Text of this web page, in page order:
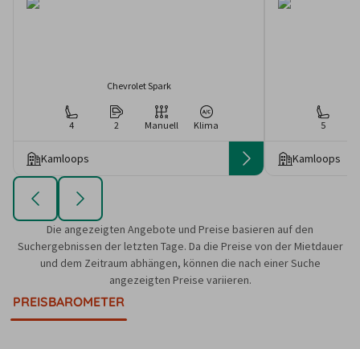
Chevrolet Spark
4 2 Manuell Klima
Kamloops
5
Kamloops
Die angezeigten Angebote und Preise basieren auf den
Suchergebnissen der letzten Tage. Da die Preise von der Mietdauer
und dem Zeitraum abhängen, können die nach einer Suche
angezeigten Preise variieren.
PREISBAROMETER